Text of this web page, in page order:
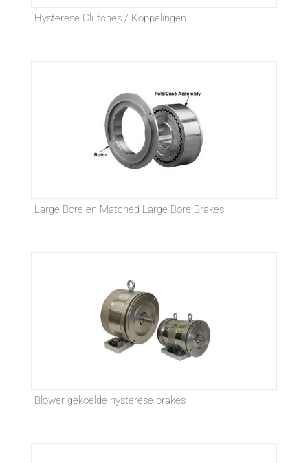
Hysterese Clutches / Koppelingen
Large Bore en Matched Large Bore Brakes
Blower gekoelde hysterese brakes